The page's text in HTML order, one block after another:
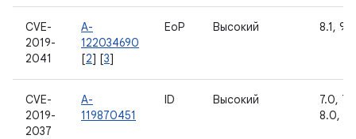
CVE-
2019-
2041
A-
122034690
[2] [3]
EoP Высокий 8.1, 9
CVE-
2019-
2037
A-
119870451
ID Высокий
7.0,
8.0,